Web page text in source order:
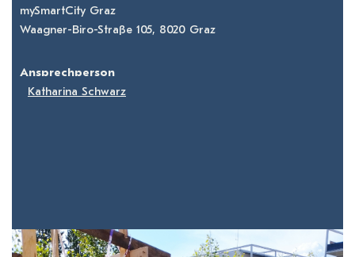
mySmartCity Graz
Waagner-Biro-Straße 105, 8020 Graz
Ansprechperson
Katharina Schwarz